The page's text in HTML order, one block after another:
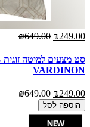
₪249.00
₪649.00
VARDINON
₪249.00
₪649.00
הוספה לסל